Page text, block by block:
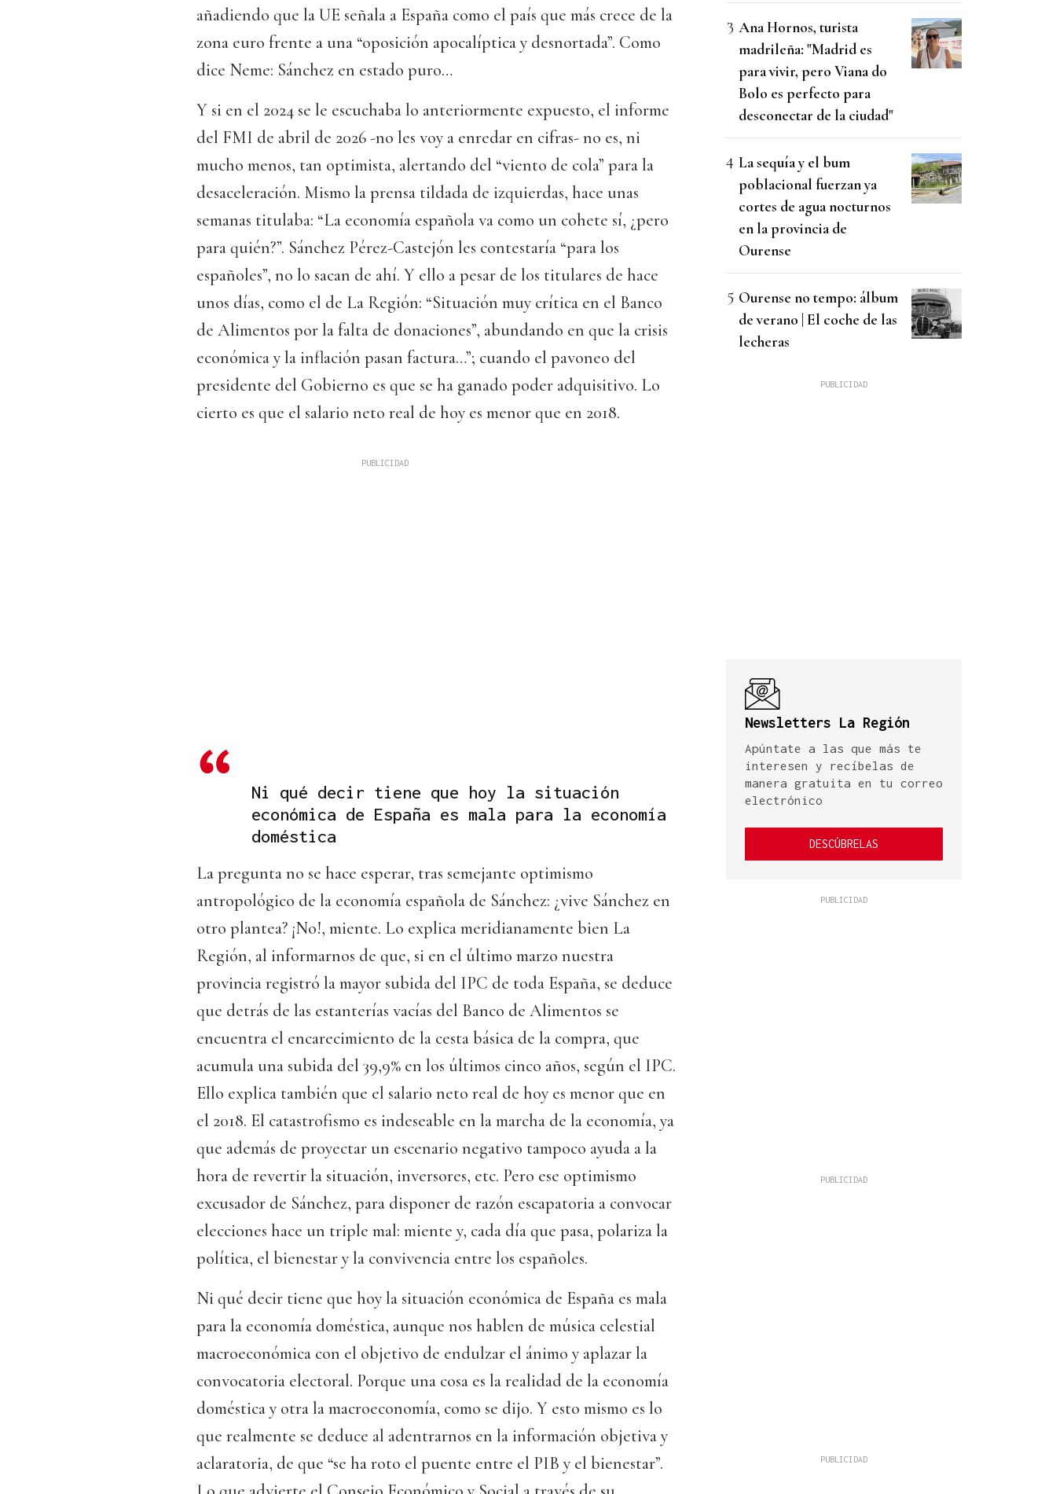
añadiendo que la UE señala a España como el país que más crece de la
zona euro frente a una “oposición apocalíptica y desnortada”. Como
dice Neme: Sánchez en estado puro…
Y si en el 2024 se le escuchaba lo anteriormente expuesto, el informe
del FMI de abril de 2026 -no les voy a enredar en cifras- no es, ni
mucho menos, tan optimista, alertando del “viento de cola” para la
desaceleración. Mismo la prensa tildada de izquierdas, hace unas
semanas titulaba: “La economía española va como un cohete sí, ¿pero
para quién?”. Sánchez Pérez-Castejón les contestaría “para los
españoles”, no lo sacan de ahí. Y ello a pesar de los titulares de hace
unos días, como el de La Región: “Situación muy crítica en el Banco
de Alimentos por la falta de donaciones”, abundando en que la crisis
económica y la inflación pasan factura…”; cuando el pavoneo del
presidente del Gobierno es que se ha ganado poder adquisitivo. Lo
cierto es que el salario neto real de hoy es menor que en 2018.
Ni qué decir tiene que hoy la situación
económica de España es mala para la economía
doméstica
La pregunta no se hace esperar, tras semejante optimismo
antropológico de la economía española de Sánchez: ¿vive Sánchez en
otro plantea? ¡No!, miente. Lo explica meridianamente bien La
Región, al informarnos de que, si en el último marzo nuestra
provincia registró la mayor subida del IPC de toda España, se deduce
que detrás de las estanterías vacías del Banco de Alimentos se
encuentra el encarecimiento de la cesta básica de la compra, que
acumula una subida del 39,9% en los últimos cinco años, según el IPC.
Ello explica también que el salario neto real de hoy es menor que en
el 2018. El catastrofismo es indeseable en la marcha de la economía, ya
que además de proyectar un escenario negativo tampoco ayuda a la
hora de revertir la situación, inversores, etc. Pero ese optimismo
excusador de Sánchez, para disponer de razón escapatoria a convocar
elecciones hace un triple mal: miente y, cada día que pasa, polariza la
política, el bienestar y la convivencia entre los españoles.
Ni qué decir tiene que hoy la situación económica de España es mala
para la economía doméstica, aunque nos hablen de música celestial
macroeconómica con el objetivo de endulzar el ánimo y aplazar la
convocatoria electoral. Porque una cosa es la realidad de la economía
doméstica y otra la macroeconomía, como se dijo. Y esto mismo es lo
que realmente se deduce al adentrarnos en la información objetiva y
aclaratoria, de que “se ha roto el puente entre el PIB y el bienestar”.
Ana Hornos, turista
madrileña: "Madrid es
para vivir, pero Viana do
Bolo es perfecto para
desconectar de la ciudad"
La sequía y el bum
poblacional fuerzan ya
cortes de agua nocturnos
en la provincia de
Ourense
Ourense no tempo: álbum
de verano | El coche de las
lecheras
Newsletters La Región
Apúntate a las que más te
interesen y recíbelas de
manera gratuita en tu correo
electrónico
DESCÚBRELAS